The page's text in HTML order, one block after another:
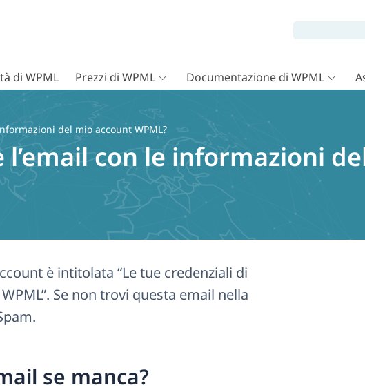
di WPML Prezzi di WPML Documentazione di WPML
del mio account WPML?
l’email con le informazioni
è intitolata “Le tue credenziali di
Se non trovi questa email nella
se manca?